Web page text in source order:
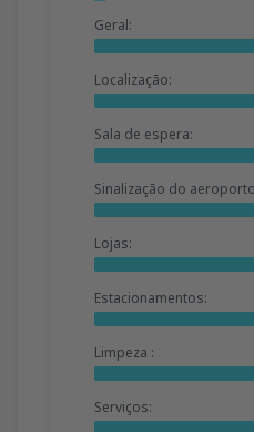
Geral:
Localização:
Sala de espera:
Sinalização do
Lojas:
Estacionamentos:
Limpeza :
Serviços: